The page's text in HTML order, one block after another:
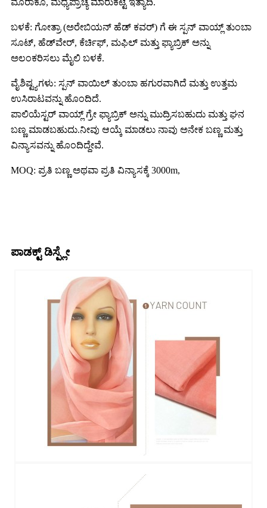
ಮೊರಾಕೊ, ಮಧ್ಯಪ್ರಾಚ್ಯ ಮಾರುಕಟ್ಟೆ ಇತ್ಯಾದಿ.
ಬಳಕೆ: ಗೋತ್ರಾ (ಅರೇಬಿಯನ್ ಹೆಡ್ ಕವರ್) ಗೆ ಈ ಸ್ಪನ್ ವಾಯ್ಲ್ ತುಂಬಾ
ಸೂಟ್, ಹೆಡ್‌ವೇರ್, ಕೆರ್ಚಿಫ್, ಮಫಿಲ್ ಮತ್ತು ಫ್ಯಾಬ್ರಿಕ್ ಅನ್ನು
ಅಲಂಕರಿಸಲು ಮೈಲಿ ಬಳಕೆ.
ವೈಶಿಷ್ಟ್ಯಗಳು: ಸ್ಪನ್ ವಾಯಿಲ್ ತುಂಬಾ ಹಗುರವಾಗಿದೆ ಮತ್ತು ಉತ್ತಮ
ಉಸಿರಾಟವನ್ನು ಹೊಂದಿದೆ.
ಪಾಲಿಯೆಸ್ಟರ್ ವಾಯ್ಲ್ ಗ್ರೇ ಫ್ಯಾಬ್ರಿಕ್ ಅನ್ನು ಮುದ್ರಿಸಬಹುದು ಮತ್ತು ಘನ
ಬಣ್ಣ ಮಾಡಬಹುದು.ನೀವು ಆಯ್ಕೆ ಮಾಡಲು ನಾವು ಅನೇಕ ಬಣ್ಣ ಮತ್ತು
ವಿನ್ಯಾಸವನ್ನು ಹೊಂದಿದ್ದೇವೆ.
MOQ: ಪ್ರತಿ ಬಣ್ಣ ಅಥವಾ ಪ್ರತಿ ವಿನ್ಯಾಸಕ್ಕೆ 3000m,
ಪಾಡಕ್ಟ್ ಡಿಸ್ಪ್ಲೇ